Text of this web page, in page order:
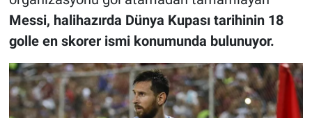
Messi, halihazırda Dünya Kupası tarihinin 18
golle en skorer ismi konumunda bulunuyor.